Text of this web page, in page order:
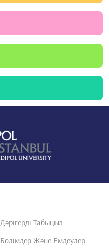
Дәрігерді Табыңыз
Бөлімдер Және Емдеулер